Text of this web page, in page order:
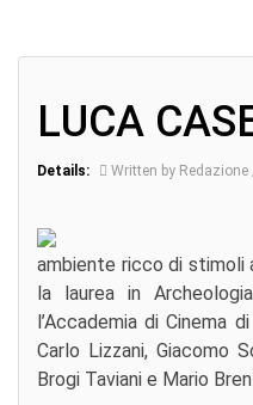
LUCA
Details: Written by
ambiente ricco di stimoli
la laurea in
l’Accademia di Cinema
Carlo Lizzani, Giacomo
Brogi Taviani e Mario